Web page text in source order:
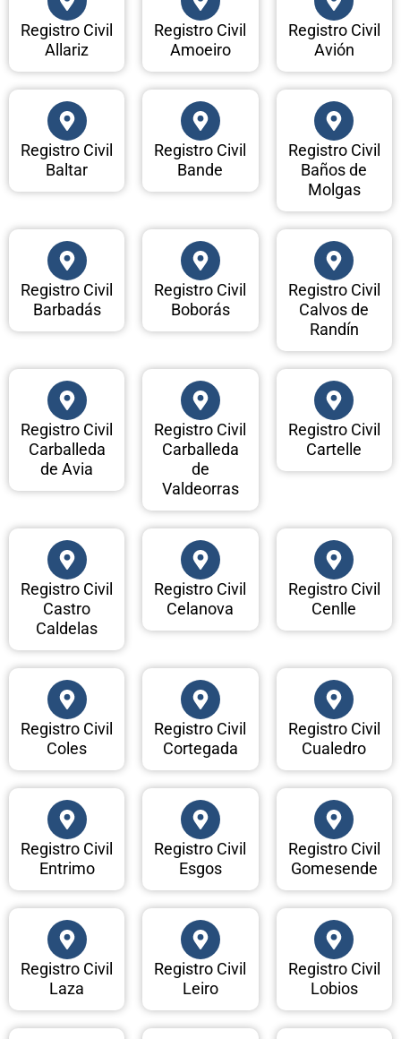
Registro Civil
Allariz
Registro Civil
Amoeiro
Registro Civil
Avión
Registro Civil
Baltar
Registro Civil
Bande
Registro Civil
Baños de
Molgas
Registro Civil
Barbadás
Registro Civil
Boborás
Registro Civil
Calvos de
Randín
Registro Civil
Carballeda
de Avia
Registro Civil
Carballeda
de
Valdeorras
Registro Civil
Cartelle
Registro Civil
Castro
Caldelas
Registro Civil
Celanova
Registro Civil
Cenlle
Registro Civil
Coles
Registro Civil
Cortegada
Registro Civil
Cualedro
Registro Civil
Entrimo
Registro Civil
Esgos
Registro Civil
Gomesende
Registro Civil
Laza
Registro Civil
Leiro
Registro Civil
Lobios